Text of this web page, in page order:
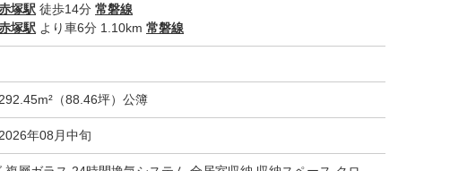
塚駅 徒歩14分 常磐線
塚駅 より車6分 1.10km 常磐線
292.45m²（88.46坪）公簿
2026年08月中旬